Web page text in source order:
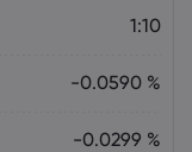
1:10
-0.0590 %
-0.0299 %